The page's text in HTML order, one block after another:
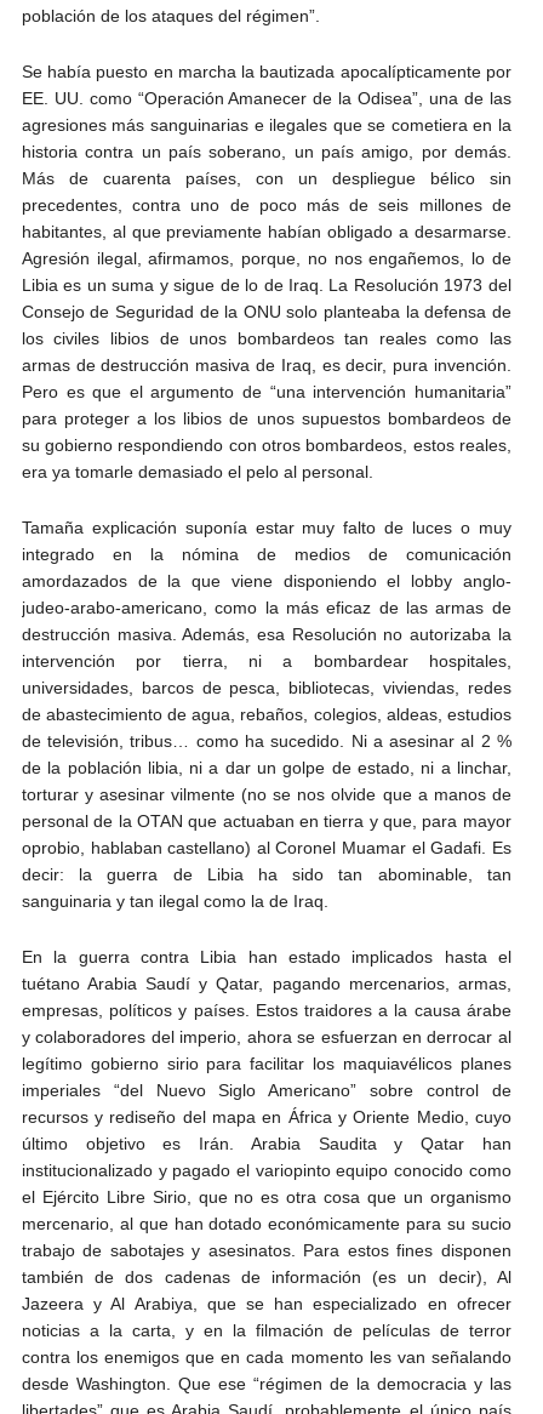
población de los ataques del régimen”.
Se había puesto en marcha la bautizada apocalípticamente por
EE. UU. como “Operación Amanecer de la Odisea”, una de las
agresiones más sanguinarias e ilegales que se cometiera en la
historia contra un país soberano, un país amigo, por demás.
Más de cuarenta países, con un despliegue bélico sin
precedentes, contra uno de poco más de seis millones de
habitantes, al que previamente habían obligado a desarmarse.
Agresión ilegal, afirmamos, porque, no nos engañemos, lo de
Libia es un suma y sigue de lo de Iraq. La Resolución 1973 del
Consejo de Seguridad de la ONU solo planteaba la defensa de
los civiles libios de unos bombardeos tan reales como las
armas de destrucción masiva de Iraq, es decir, pura invención.
Pero es que el argumento de “una intervención humanitaria”
para proteger a los libios de unos supuestos bombardeos de
su gobierno respondiendo con otros bombardeos, estos reales,
era ya tomarle demasiado el pelo al personal.
Tamaña explicación suponía estar muy falto de luces o muy
integrado en la nómina de medios de comunicación
amordazados de la que viene disponiendo el lobby anglo-
judeo-arabo-americano, como la más eficaz de las armas de
destrucción masiva. Además, esa Resolución no autorizaba la
intervención por tierra, ni a bombardear hospitales,
universidades, barcos de pesca, bibliotecas, viviendas, redes
de abastecimiento de agua, rebaños, colegios, aldeas, estudios
de televisión, tribus… como ha sucedido. Ni a asesinar al 2 %
de la población libia, ni a dar un golpe de estado, ni a linchar,
torturar y asesinar vilmente (no se nos olvide que a manos de
personal de la OTAN que actuaban en tierra y que, para mayor
oprobio, hablaban castellano) al Coronel Muamar el Gadafi. Es
decir: la guerra de Libia ha sido tan abominable, tan
sanguinaria y tan ilegal como la de Iraq.
En la guerra contra Libia han estado implicados hasta el
tuétano Arabia Saudí y Qatar, pagando mercenarios, armas,
empresas, políticos y países. Estos traidores a la causa árabe
y colaboradores del imperio, ahora se esfuerzan en derrocar al
legítimo gobierno sirio para facilitar los maquiavélicos planes
imperiales “del Nuevo Siglo Americano” sobre control de
recursos y rediseño del mapa en África y Oriente Medio, cuyo
último objetivo es Irán. Arabia Saudita y Qatar han
institucionalizado y pagado el variopinto equipo conocido como
el Ejército Libre Sirio, que no es otra cosa que un organismo
mercenario, al que han dotado económicamente para su sucio
trabajo de sabotajes y asesinatos. Para estos fines disponen
también de dos cadenas de información (es un decir), Al
Jazeera y Al Arabiya, que se han especializado en ofrecer
noticias a la carta, y en la filmación de películas de terror
contra los enemigos que en cada momento les van señalando
desde Washington. Que ese “régimen de la democracia y las